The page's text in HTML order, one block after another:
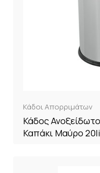
Κάδοι Απορριμάτων
Κάδος
Καπάκι Μαύρο